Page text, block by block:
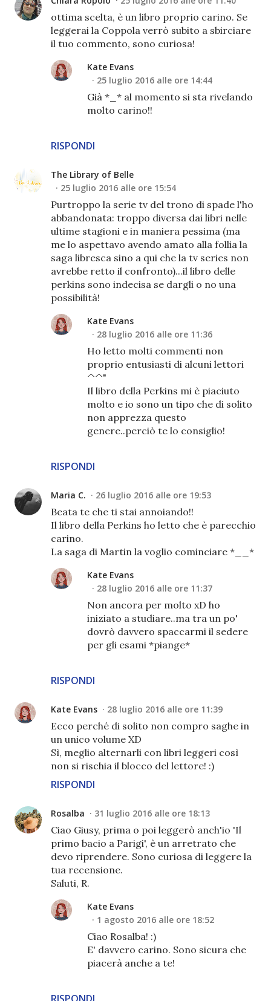
ottima scelta, è un libro proprio carino. Se
leggerai la Coppola verrò subito a sbirciare
il tuo commento, sono curiosa!
RISPONDI
Kate Evans
25 luglio 2016 alle ore 14:44
Già *_* al momento si sta rivelando
molto carino!!
The Library of Belle
25 luglio 2016 alle ore 15:54
Purtroppo la serie tv del trono di spade l'ho
abbandonata: troppo diversa dai libri nelle
ultime stagioni e in maniera pessima (ma
me lo aspettavo avendo amato alla follia la
saga libresca sino a qui che la tv series non
avrebbe retto il confronto)...il libro delle
perkins sono indecisa se dargli o no una
possibilità!
RISPONDI
Kate Evans
28 luglio 2016 alle ore 11:36
Ho letto molti commenti non
proprio entusiasti di alcuni lettori
^^"
Il libro della Perkins mi è piaciuto
molto e io sono un tipo che di solito
non apprezza questo
genere..perciò te lo consiglio!
Maria C. 26 luglio 2016 alle ore 19:53
Beata te che ti stai annoiando!!
Il libro della Perkins ho letto che è parecchio
carino.
La saga di Martin la voglio cominciare *__*
RISPONDI
Kate Evans
28 luglio 2016 alle ore 11:37
Non ancora per molto xD ho
iniziato a studiare..ma tra un po'
dovrò davvero spaccarmi il sedere
per gli esami *piange*
Kate Evans 28 luglio 2016 alle ore 11:39
Ecco perché di solito non compro saghe in
un unico volume XD
Sì, meglio alternarli con libri leggeri così
non si rischia il blocco del lettore! :)
RISPONDI
Rosalba 31 luglio 2016 alle ore 18:13
Ciao Giusy, prima o poi leggerò anch'io 'Il
primo bacio a Parigi', è un arretrato che
devo riprendere. Sono curiosa di leggere la
tua recensione.
Saluti, R.
Kate Evans
1 agosto 2016 alle ore 18:52
Ciao Rosalba! :)
E' davvero carino. Sono sicura che
piacerà anche a te!